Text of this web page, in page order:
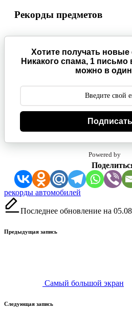
Рекорды предметов
Хотите получать новые
Никакого спама, 1 письмо
можно в один
Powered by
Метки:
рекорды автомобилей
Последнее обновление на
Навигация
Предыдущая запись
Самый большой экран
Следующая запись